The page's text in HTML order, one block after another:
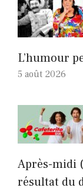
L’humour
5 août 2026
Après-midi
résultat du